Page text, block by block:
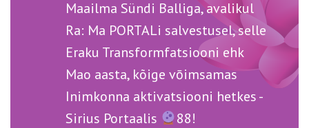
Maailma Sündi Balliga, avalikul
Ra: Ma PORTALi salvestusel, selle
Eraku Transformfatsiooni ehk
Mao aasta, kõige vōimsamas
Inimkonna aktivatsiooni hetkes -
Sirius Portaalis
88!